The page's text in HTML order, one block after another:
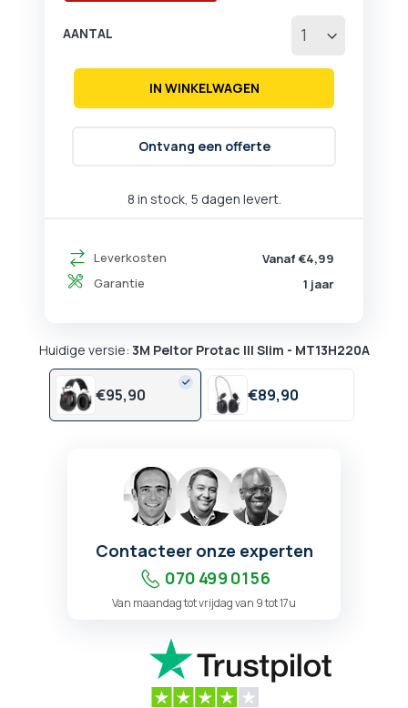
8 in stock, 5 dagen levert.
Leverkosten
Vanaf €4,99
Garantie
1 jaar
AANTAL
IN WINKELWAGEN
Ontvang een offerte
Huidige versie: 3M Peltor Protac III Slim - MT13H220A
€95,90 €89,90
Contacteer onze experten
070 499 01 56
Van maandag tot vrijdag van 9 tot 17u